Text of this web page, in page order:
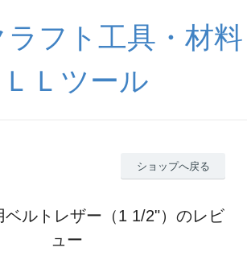
ラフト工具・材料
Ｌツール
ショップへ戻る
ベルトレザー（1 1/2"）のレビ
ュー